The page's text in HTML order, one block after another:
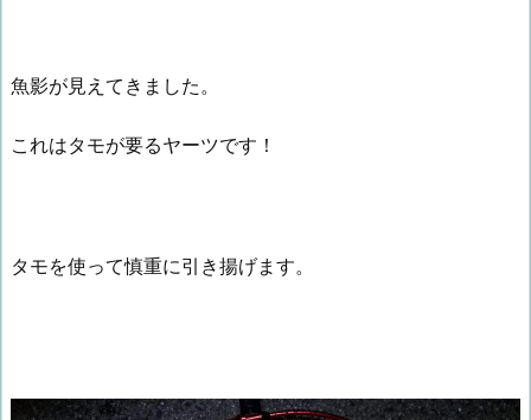
魚影が見えてきました。
これはタモが要るヤーツです！
タモを使って慎重に引き揚げます。